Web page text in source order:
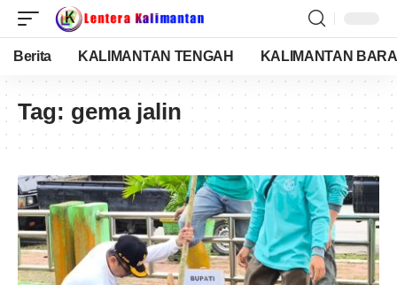
Berita KALIMANTAN TENGAH KALIMANTAN
Tag: gema jalin